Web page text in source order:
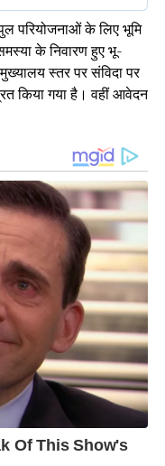
पुल परियोजनाओं के लिए भूमि
के निवारण हुए भू-
स्तर पर संविदा पर
किया गया है। वहीं आवेदन